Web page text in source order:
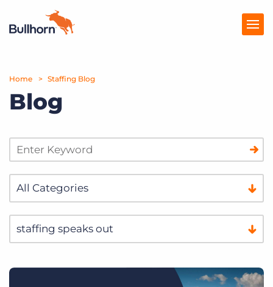
Producten
Prijzen
Marketplace
Over Ons
Inloggen
Home Staffing Blog
Blog